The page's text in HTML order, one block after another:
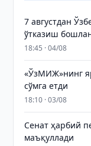
7 августдан
ўтказиш
18:45 · 04/08
«ЎзМИЖ»нинг
сўмга етди
18:10 · 03/08
Сенат ҳарбий
маъқуллади